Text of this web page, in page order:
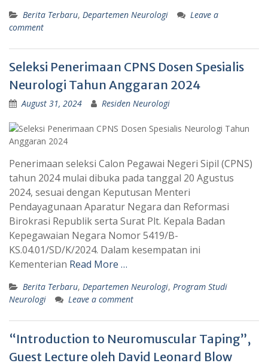
Berita Terbaru, Departemen Neurologi
Leave a
comment
Seleksi Penerimaan CPNS Dosen Spesialis
Neurologi Tahun Anggaran 2024
August 31, 2024 Residen Neurologi
Penerimaan seleksi Calon Pegawai Negeri Sipil (CPNS)
tahun 2024 mulai dibuka pada tanggal 20 Agustus
2024, sesuai dengan Keputusan Menteri
Pendayagunaan Aparatur Negara dan Reformasi
Birokrasi Republik serta Surat Plt. Kepala Badan
Kepegawaian Negara Nomor 5419/B-
KS.04.01/SD/K/2024. Dalam kesempatan ini
Kementerian Read More …
Berita Terbaru, Departemen Neurologi, Program Studi
Neurologi
Leave a comment
“Introduction to Neuromuscular Taping”,
Guest Lecture oleh David Leonard Blow